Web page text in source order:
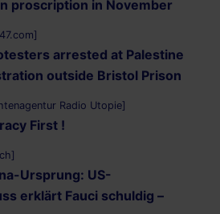
proscription in November
arrested at Palestine
outside Bristol Prison
Radio Utopie]
First !
Ursprung: US-
erklärt Fauci schuldig –